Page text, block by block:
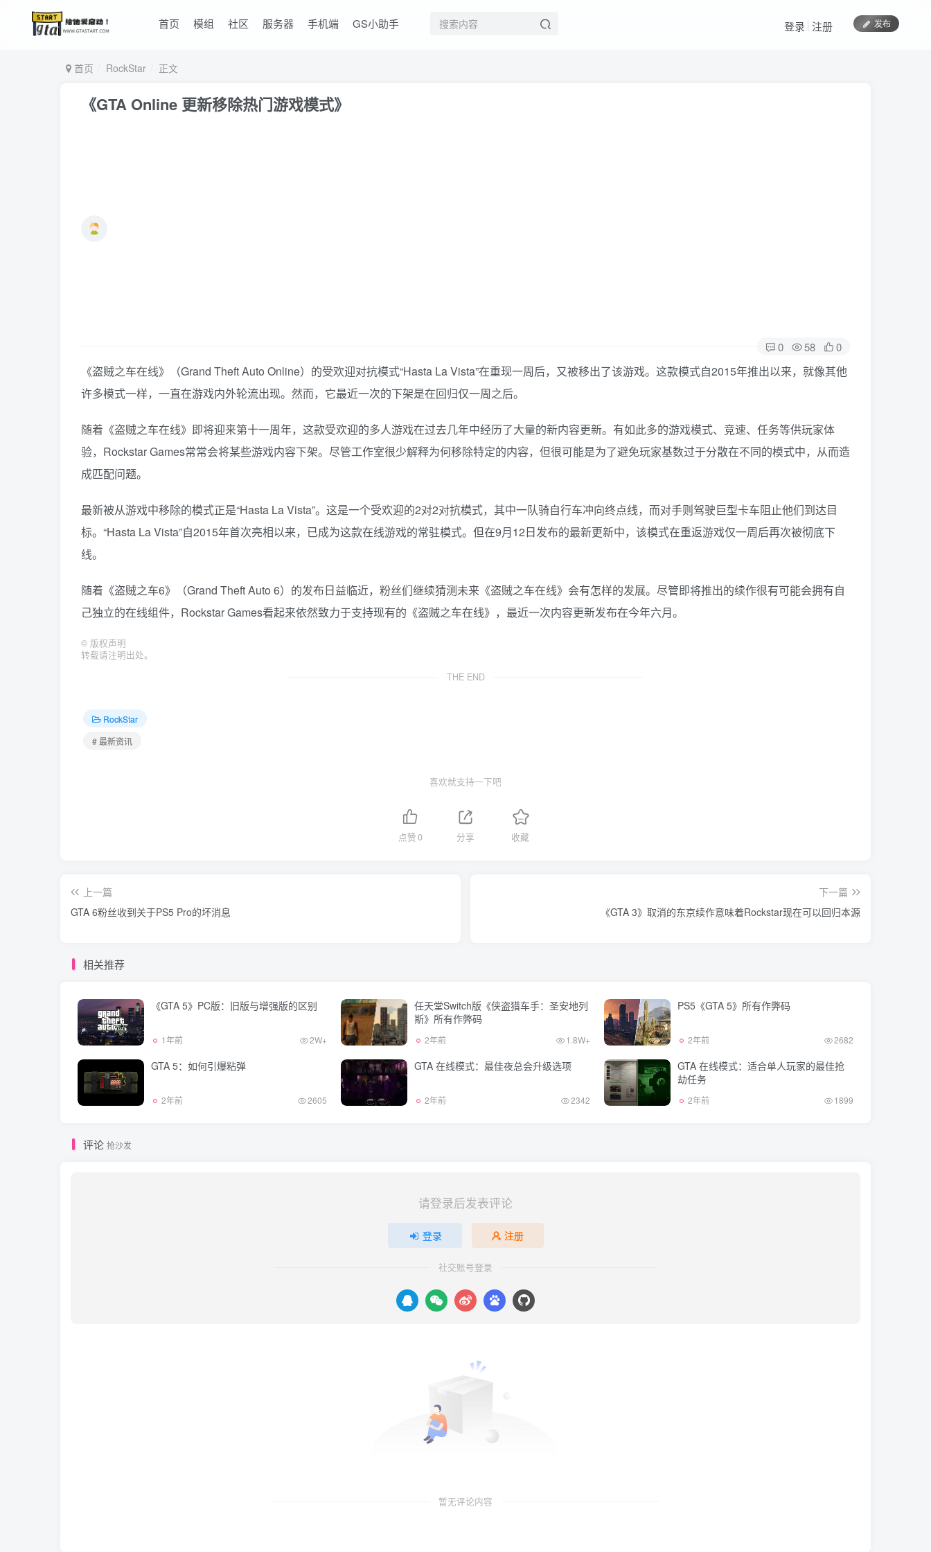
首页 模组 社区 服务器 手机端 GS小助手 发布
登录 注册
首页 RockStar 正文
《GTA Online 更新移除热门游戏模式》
0 58 0
《盗贼之车在线》（Grand Theft Auto Online）的受欢迎对抗模式“Hasta La Vista”在重现一周后，又被移出了该游戏。这款模式自2015年推出以来，就像其他
许多模式一样，一直在游戏内外轮流出现。然而，它最近一次的下架是在回归仅一周之后。
随着《盗贼之车在线》即将迎来第十一周年，这款受欢迎的多人游戏在过去几年中经历了大量的新内容更新。有如此多的游戏模式、竞速、任务等供玩家体
验，Rockstar Games常常会将某些游戏内容下架。尽管工作室很少解释为何移除特定的内容，但很可能是为了避免玩家基数过于分散在不同的模式中，从而造
成匹配问题。
最新被从游戏中移除的模式正是“Hasta La Vista”。这是一个受欢迎的2对2对抗模式，其中一队骑自行车冲向终点线，而对手则驾驶巨型卡车阻止他们到达目
标。“Hasta La Vista”自2015年首次亮相以来，已成为这款在线游戏的常驻模式。但在9月12日发布的最新更新中，该模式在重返游戏仅一周后再次被彻底下
线。
随着《盗贼之车6》（Grand Theft Auto 6）的发布日益临近，粉丝们继续猜测未来《盗贼之车在线》会有怎样的发展。尽管即将推出的续作很有可能会拥有自
己独立的在线组件，Rockstar Games看起来依然致力于支持现有的《盗贼之车在线》，最近一次内容更新发布在今年六月。
© 版权声明
转载请注明出处。
THE END
RockStar
# 最新资讯
喜欢就支持一下吧
点赞0 分享 收藏
上一篇
GTA 6粉丝收到关于PS5 Pro的坏消息
下一篇
《GTA 3》取消的东京续作意味着Rockstar现在可以回归本源
相关推荐
《GTA 5》PC版：旧版与增强版的区别
1年前 2W+
任天堂Switch版《侠盗猎车手：圣安地列
斯》所有作弊码
2年前 1.8W+
PS5《GTA 5》所有作弊码
2年前 2682
GTA 5：如何引爆粘弹
2年前 2605
GTA 在线模式：最佳夜总会升级选项
2年前 2342
GTA 在线模式：适合单人玩家的最佳抢
劫任务
2年前 1899
评论 抢沙发
请登录后发表评论
登录 注册
社交账号登录
暂无评论内容